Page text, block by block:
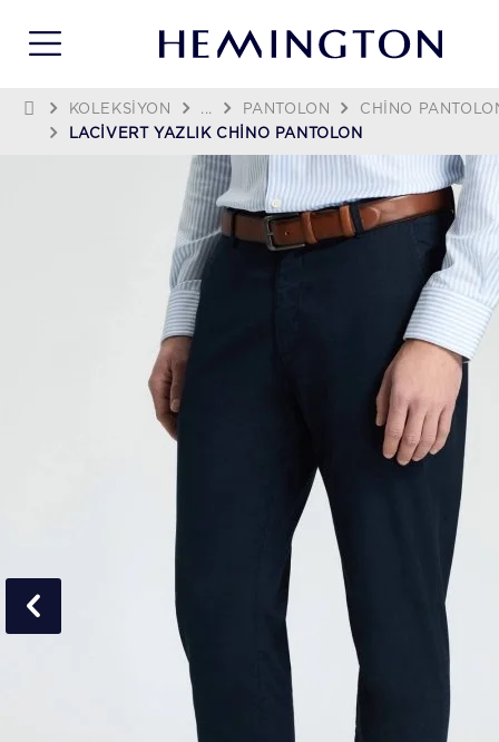
KOLEKSIYON ... PANTOLON
CHINO
LACIVERT YAZLIK CHINO PANTOLON